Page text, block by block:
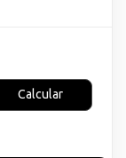
Calcular